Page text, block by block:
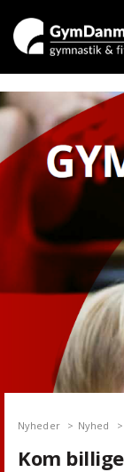
Nyheder Nyhed
Kom